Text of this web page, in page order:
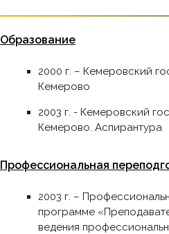
Образование
2000 г. – Кемеровский государственный университет, г.
Кемерово
2003 г. - Кемеровский государственный университет, г.
Кемерово. Аспирантура
Профессиональная
2003 г. – Профессиональная переподготовка по
программе
ведения